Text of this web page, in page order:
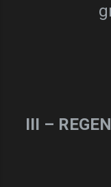
III –